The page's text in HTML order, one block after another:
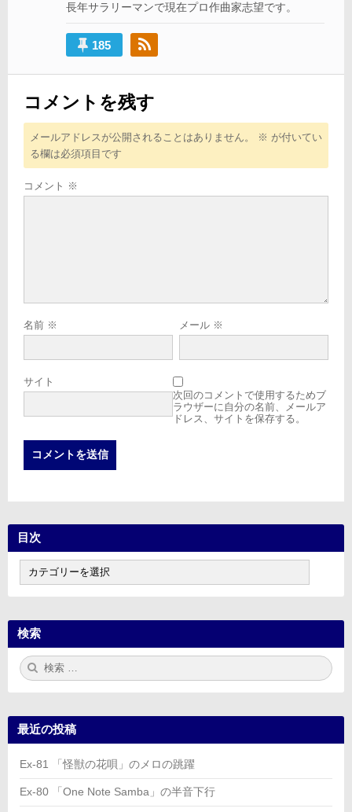
長年サラリーマンで現在プロ作曲家志望です。
185
コメントを残す
メールアドレスが公開されることはありません。 ※ が付いてい
る欄は必須項目です
コメント ※
名前 ※ メール ※
サイト
次回のコメントで使用するためブ
ラウザーに自分の名前、メールア
ドレス、サイトを保存する。
目次
次
検索
検
索:
最近の投稿
Ex-81 「怪獣の花唄」のメロの跳躍
Ex-80 「One Note Samba」の半音下行